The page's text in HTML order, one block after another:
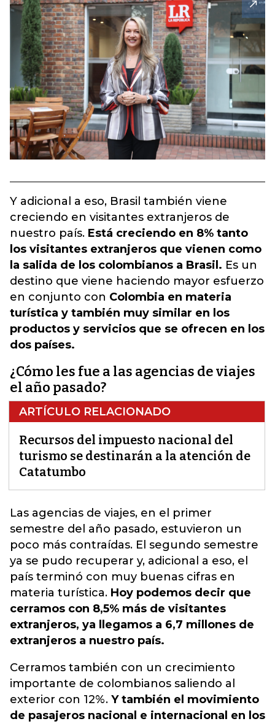
Y adicional a eso, Brasil también viene
creciendo en visitantes extranjeros de
nuestro país. Está creciendo en 8% tanto
los visitantes extranjeros que vienen como
la salida de los colombianos a Brasil. Es un
destino que viene haciendo mayor esfuerzo
en conjunto con Colombia en materia
turística y también muy similar en los
productos y servicios que se ofrecen en los
dos países.
¿Cómo les fue a las agencias de viajes
el año pasado?
ARTÍCULO RELACIONADO
Recursos del impuesto nacional del
turismo se destinarán a la atención de
Catatumbo
Las agencias de viajes, en el primer
semestre del año pasado, estuvieron un
poco más contraídas. El segundo semestre
ya se pudo recuperar y, adicional a eso, el
país terminó con muy buenas cifras en
materia turística. Hoy podemos decir que
cerramos con 8,5% más de visitantes
extranjeros, ya llegamos a 6,7 millones de
extranjeros a nuestro país.
Cerramos también con un crecimiento
importante de colombianos saliendo al
exterior con 12%. Y también el movimiento
de pasajeros nacional e internacional en los